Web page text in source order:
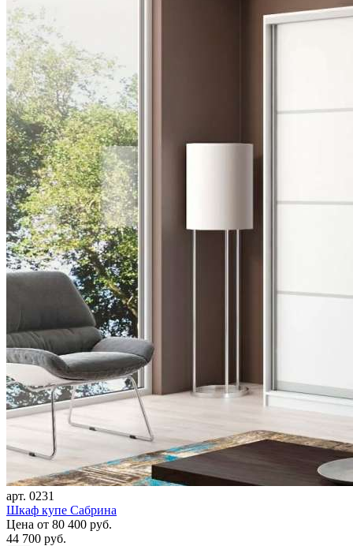
арт. 0231
Шкаф купе Сабрина
Цена от 80 400 руб.
44 700 руб.